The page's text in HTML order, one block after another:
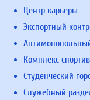
Центр карьеры
Экспортный
Комплекс
Студенческий
Служебный